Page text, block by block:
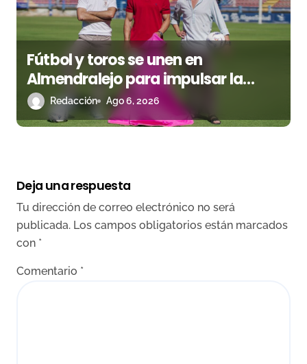
Fútbol y toros se unen en
Almendralejo para impulsar la
corrida de la Piedad
Redacción Ago 6, 2026
Deja una respuesta
Tu dirección de correo electrónico no será
publicada. Los campos obligatorios están marcados
con *
Comentario *